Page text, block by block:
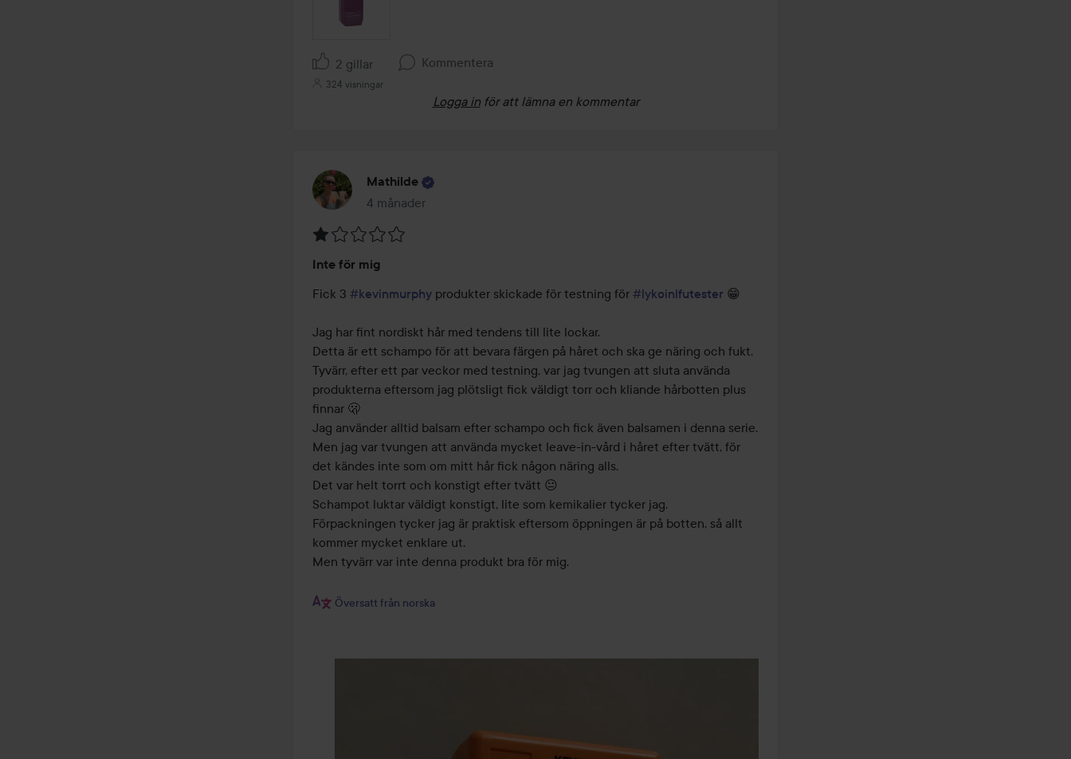
2 gillar Kommentera
324 visningar
Logga in för att lämna en kommentar
Mathilde
4 månader
Inlägget skapades 4 månader
1
av
Inte för mig
Fick 3 #kevinmurphy produkter skickade för testning för #lykoinlfutester 😁
Jag har fint nordiskt hår med tendens till lite lockar.
Detta är ett schampo för att bevara färgen på håret och ska ge näring och fukt.
Tyvärr, efter ett par veckor med testning, var jag tvungen att sluta använda
produkterna eftersom jag plötsligt fick väldigt torr och kliande hårbotten plus
finnar 🫢
Jag använder alltid balsam efter schampo och fick även balsamen i denna serie.
Men jag var tvungen att använda mycket leave-in-vård i håret efter tvätt, för
det kändes inte som om mitt hår fick någon näring alls.
Det var helt torrt och konstigt efter tvätt 😐
Schampot luktar väldigt konstigt, lite som kemikalier tycker jag.
Förpackningen tycker jag är praktisk eftersom öppningen är på botten, så allt
kommer mycket enklare ut.
Men tyvärr var inte denna produkt bra för mig.
Översatt från norska